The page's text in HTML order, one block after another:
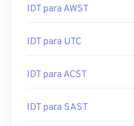
IDT para AWST
IDT para UTC
IDT para ACST
IDT para SAST